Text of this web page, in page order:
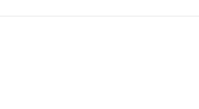
S.H.E将开演唱会 称不是故意让粉丝失